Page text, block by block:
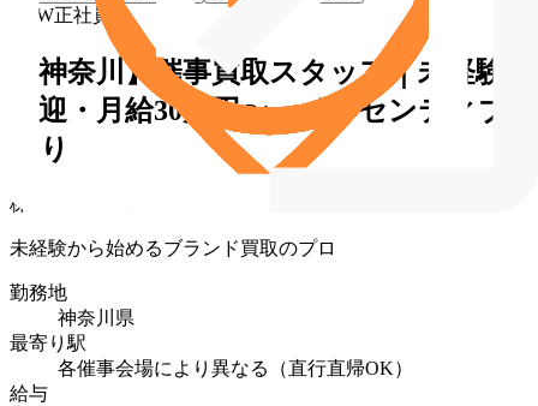
NEW正社員
【神奈川】催事買取スタッフ｜未経験
歓迎・月給30万円〜・インセンティブ
あり
株式会社サニタ
未経験から始めるブランド買取のプロ
勤務地
神奈川県
最寄り駅
各催事会場により異なる（直行直帰OK）
給与